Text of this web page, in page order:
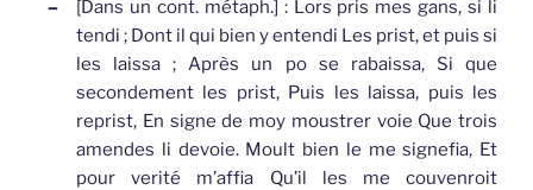
– [Dans un cont. métaph.] : Lors pris mesgans, si li
tendi ; Dont il qui bien y entendi Les prist, et puis si
les laissa ; Après un po se rabaissa, Si que
secondement les prist, Puis les laissa, puis les
reprist, En signe de moy moustrer voie Que trois
amendes li devoie. Moult bien le me signefia, Et
pour verité m’affia Qu’il les me couvenroit